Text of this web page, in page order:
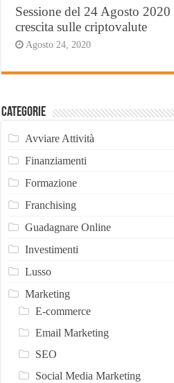
Sessione del 24 Agosto
crescita sulle criptovalute
Agosto 24, 2020
Categorie
Avviare Attività
Finanziamenti
Formazione
Franchising
Guadagnare Online
Investimenti
Lusso
Marketing
E-commerce
Email Marketing
SEO
Social Media Marketing